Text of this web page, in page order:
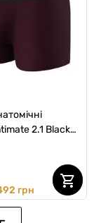
2.1 Black
грн